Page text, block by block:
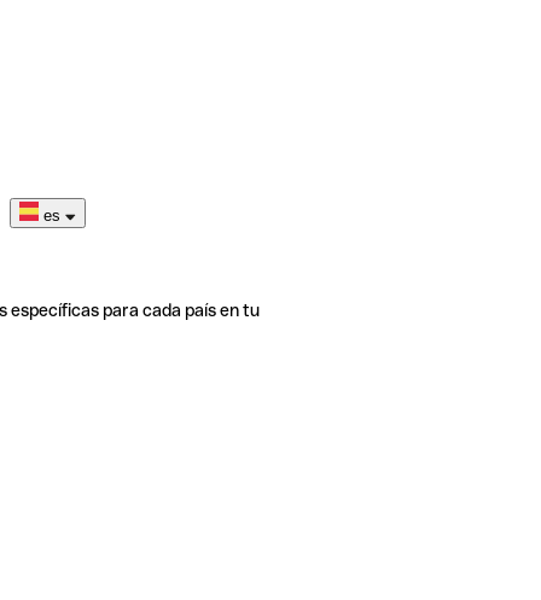
es
específicas para cada país en tu